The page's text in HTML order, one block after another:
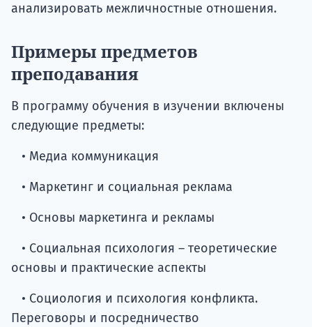
анализировать межличностные отношения.
Примеры предметов
преподавания
В программу обучения в изучении включены
следующие предметы:
• Медиа коммуникация
• Маркетинг и социальная реклама
• Основы маркетинга и рекламы
• Социальная психология – теоретические
основы и практические аспекты
• Социология и психология конфликта.
Переговоры и посредничество